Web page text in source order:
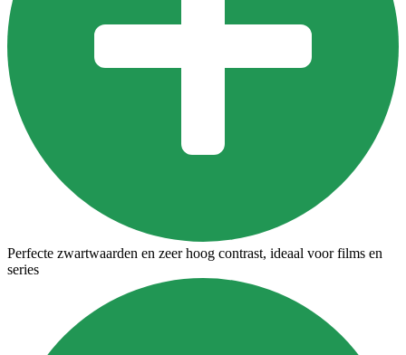
Perfecte zwartwaarden en zeer hoog contrast, ideaal voor films en
series